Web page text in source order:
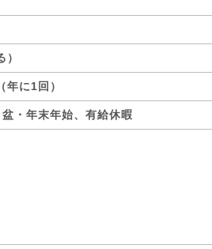
）
に1回）
盆・年末年始、有給休暇